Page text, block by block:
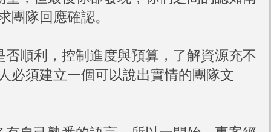
團隊回應確認。
順利，控制進度與預算，了解資源充不
必須建立一個可以說出實情的團隊文